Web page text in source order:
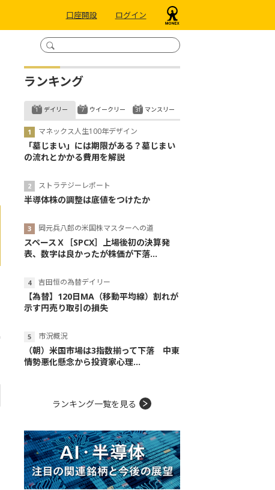
口座開設 ログイン
ランキング
デイリー
マネックス人生100年デザイン
「墓じまい」には期限がある？墓じまい
の流れとかかる費用を解説
ストラテジーレポート
半導体株の調整は底値をつけたか
岡元兵八郎の米国株マスターへの道
スペースＸ［SPCX］上場後初の決算発
表、数字は良かったが株価が下落...
吉田恒の為替デイリー
【為替】120日MA（移動平均線）割れが
示す円売り取引の損失
市況概況
（朝）米国市場は3指数揃って下落 中東
情勢悪化懸念から投資家心理...
ウイークリー マンスリー
ランキング一覧を見る